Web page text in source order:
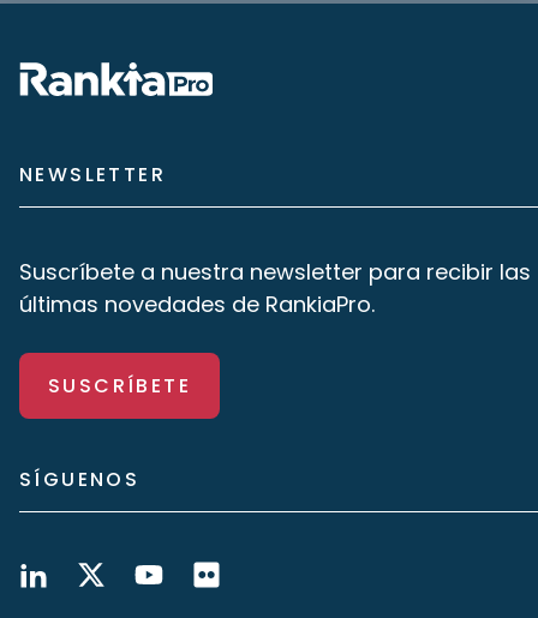
NEWSLETTER
Suscríbete a nuestra newsletter para recibir las
últimas novedades de RankiaPro.
SUSCRÍBETE
SÍGUENOS